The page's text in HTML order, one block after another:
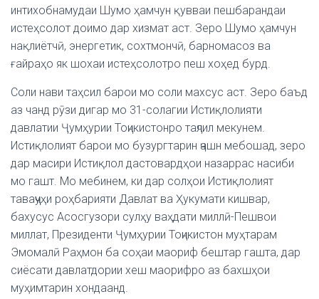
интихобнамудаи Шумо ҳамчун қувваи пешбарандаи
истеҳсолот доимо дар хизмат аст. Зеро Шумо ҳамчун
нақлиётчӣ, энергетик, сохтмончӣ, барномасоз ва
ғайраҳо як шохаи истеҳсолотро пеш хоҳед бурд.
Соли нави таҳсил барои мо соли махсус аст. Зеро баъд
аз чанд рӯзи дигар мо 31-солагии Истиқлолияти
давлатии Ҷумҳурии Тоҷикистонро таҷлил мекунем.
Истиқлолият барои мо бузургтарин ҷашн мебошад, зеро
дар масири Истиқлол дастовардҳои назаррас насиби
мо гашт. Мо мебинем, ки дар солҳои Истиқлолият
таваҷҷуҳи роҳбарияти Давлат ва Ҳукумати кишвар,
бахусус Асосгузори сулҳу ваҳдати миллӣ-Пешвои
миллат, Президенти Ҷумҳурии Тоҷикистон муҳтарам
Эмомалӣ Раҳмон ба соҳаи маориф бештар гашта, дар
сиёсати давлатдории хеш маорифро аз бахшҳои
муҳимтарин хондаанд.